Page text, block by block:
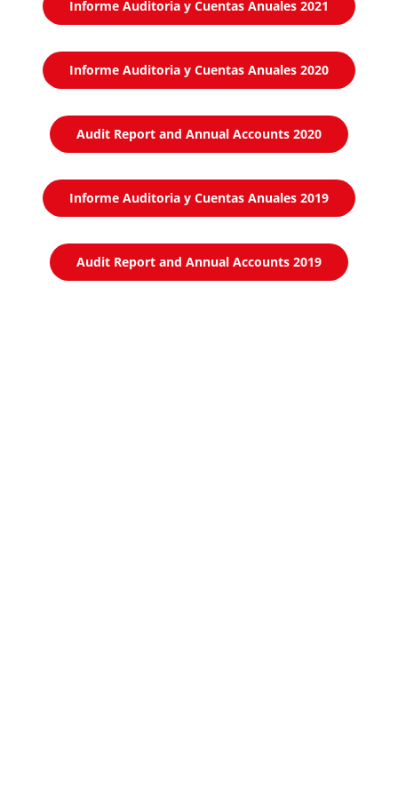
Informe Auditoria y Cuentas Anuales 2021
Informe Auditoria y Cuentas Anuales 2020
Audit Report and Annual Accounts 2020
Informe Auditoria y Cuentas Anuales 2019
Audit Report and Annual Accounts 2019